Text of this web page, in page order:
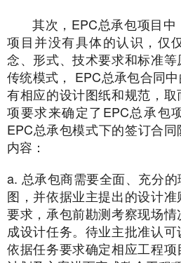
其次，EPC总承包项目
项目并没有具体的认识，仅
念、形式、技术要求和标准
传统模式， EPC总承包合同
有相应的设计图纸和规范，
项要求来确定了EPC总承包
EPC总承包模式下的签订合
内容：
a. 总承包商需要全面、充分
图，并依据业主提出的设计
要求，承包前勘测考察现场
成设计任务。待业主批准认
依据任务要求确定相应工程